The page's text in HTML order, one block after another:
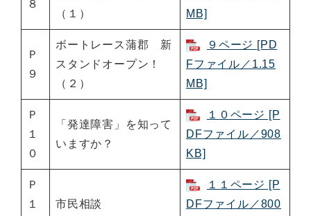
８
（１）
MB]
Ｐ
９
ボートレース蒲郡 新
スタンドオープン！
（２）
９ページ [PD
Fファイル／1.15
MB]
Ｐ
１
０
「発達障害」を知って
いますか？
１０ページ [P
DFファイル／908
KB]
Ｐ
１
市民相談
１１ページ [P
DFファイル／800